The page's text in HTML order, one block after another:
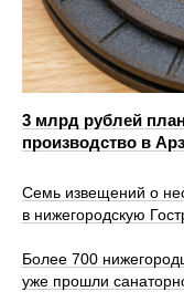
3 млрд рублей
производство в
Семь извещений о
в нижегородскую
Более 700
уже прошли